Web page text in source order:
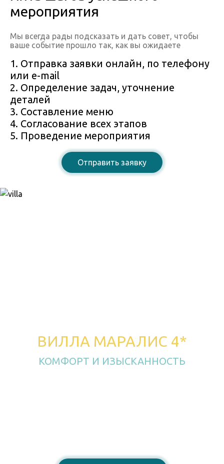
мероприятия
Мы всегда рады подсказать и дать совет, чтобы
ваше событие прошло так, как вы ожидаете
1. Отправка заявки онлайн, по телефону
или e-mail
2. Определение задач, уточнение
деталей
3. Составление меню
4. Согласование всех этапов
5. Проведение мероприятия
Отправить заявку
ВИЛЛА МАРАЛИС 4*
КОМФОРТ И ИЗЫСКАННОСТЬ